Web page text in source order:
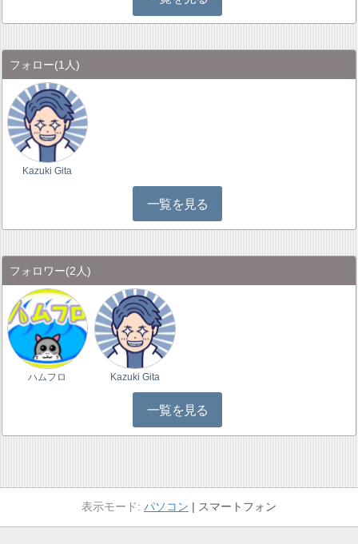
フォロー(1人)
Kazuki Gita
一覧を見る
フォロワー(2人)
ハムフロ Kazuki Gita
一覧を見る
パソコン スマートフォン